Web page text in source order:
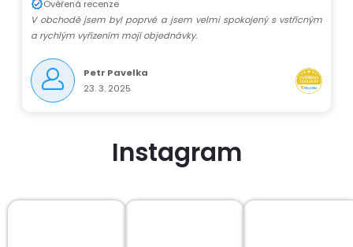
p
Ověřená recenze
V obchodě jsem byl poprvé a jsem velmi spokojený s vstřícným
a rychlým vyřízením mojí objednávky.
Petr Pavelka
23. 3. 2025
Instagram